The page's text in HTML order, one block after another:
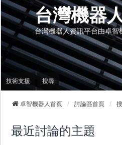
台灣機器
台灣機器人資訊平台由卓
技術支援 搜尋
卓智機器人首頁 討論區首頁
最近討論的主題